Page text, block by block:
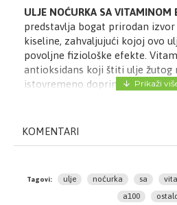
ULJE NOĆURKA SA VITAMINOM
predstavlja bogat prirodan
kiseline, zahvaljujući kojoj ovo
povoljne fiziološke efekte.
antioksidans koji štiti ulje žutog
istovremeno doprinoseći
nervnog sistema
-očuvanje zdravlja kože, kose i
KOMENTARI
Tagovi: ulje noćurka sa
a100